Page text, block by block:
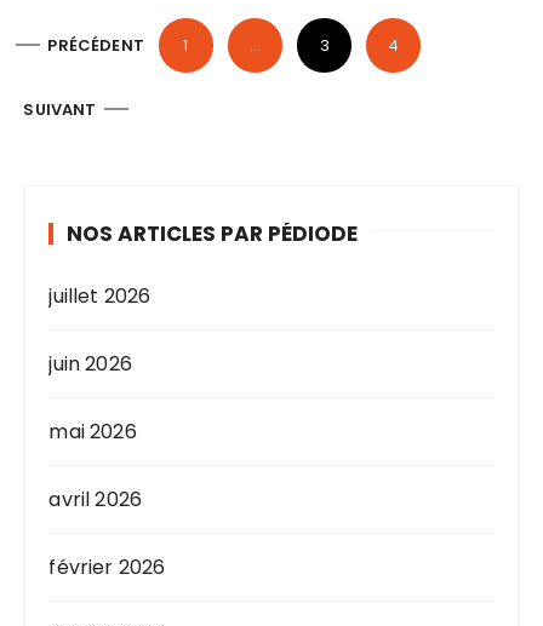
g
PRÉCÉDENT 1 … 3 4
SUIVANT
NOS ARTICLES PAR PÉDIODE
juillet 2026
juin 2026
mai 2026
avril 2026
février 2026